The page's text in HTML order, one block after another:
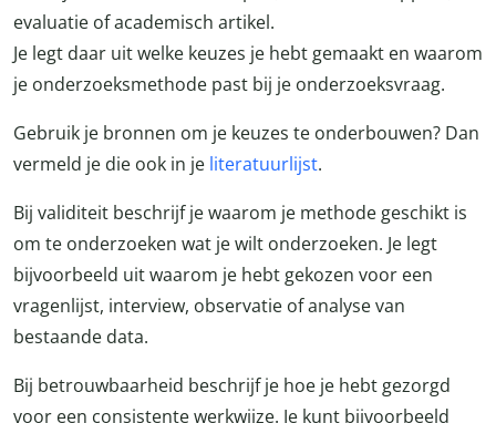
evaluatie of academisch artikel.
Je legt daar uit welke keuzes je hebt gemaakt en waarom
je onderzoeksmethode past bij je onderzoeksvraag.
Gebruik je bronnen om je keuzes te onderbouwen? Dan
vermeld je die ook in je literatuurlijst.
Bij validiteit beschrijf je waarom je methode geschikt is
om te onderzoeken wat je wilt onderzoeken. Je legt
bijvoorbeeld uit waarom je hebt gekozen voor een
vragenlijst, interview, observatie of analyse van
bestaande data.
Bij betrouwbaarheid beschrijf je hoe je hebt gezorgd
voor een consistente werkwijze. Je kunt bijvoorbeeld